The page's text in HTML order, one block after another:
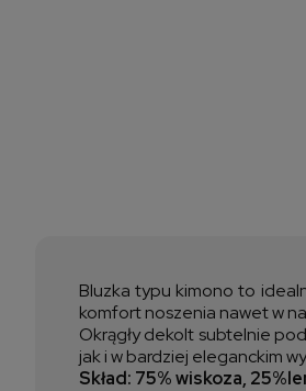
Bluzka typu kimono to
komfort noszenia nawet w
Okrągły dekolt subtelnie
jak i w bardziej eleganckim
Skład: 75% wiskoza,